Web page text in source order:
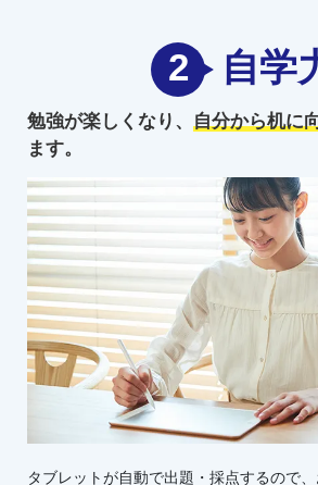
2 自学
勉強が楽しくなり、 自分から机に
ます。
タブレットが自動で出題・採点するので